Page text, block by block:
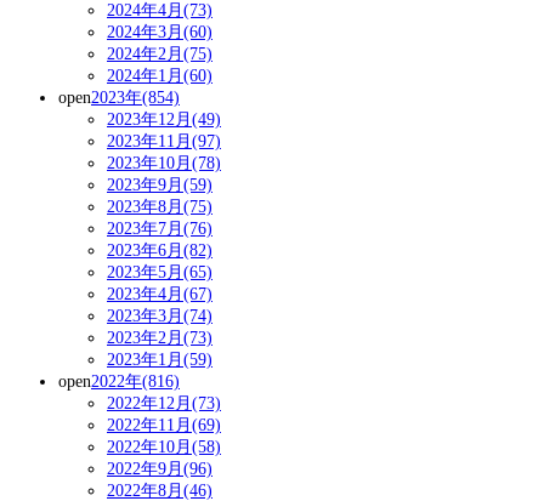
2024年4月(73)
2024年3月(60)
2024年2月(75)
2024年1月(60)
open2023年(854)
2023年12月(49)
2023年11月(97)
2023年10月(78)
2023年9月(59)
2023年8月(75)
2023年7月(76)
2023年6月(82)
2023年5月(65)
2023年4月(67)
2023年3月(74)
2023年2月(73)
2023年1月(59)
open2022年(816)
2022年12月(73)
2022年11月(69)
2022年10月(58)
2022年9月(96)
2022年8月(46)